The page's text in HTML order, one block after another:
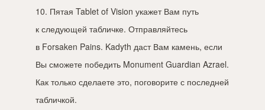
10. Пятая Tablet of Vision укажет Вам путь
к следующей табличке. Отправляйтесь
в Forsaken Pains. Kadyth даст Вам камень, если
Вы сможете победить Monument Guardian Azrael.
Как только сделаете это, поговорите с последней
табличкой.